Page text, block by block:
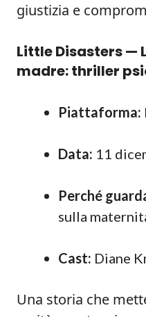
giustizia e
Little Disasters —
madre: thriller
Piattaforma:
Data: 11
Perché
sulla
Cast: Diane
Una storia che